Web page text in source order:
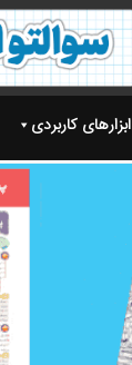
ابزارهای کاربردی